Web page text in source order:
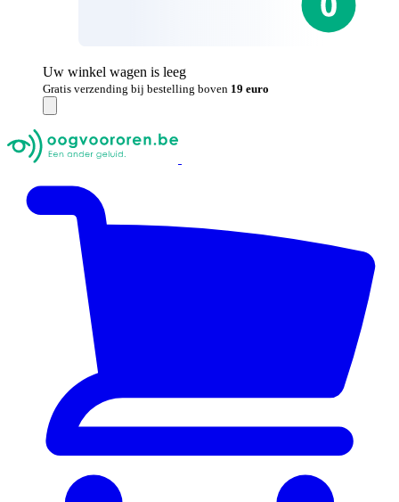
Uw winkel wagen is leeg
Gratis verzending bij bestelling boven 19 euro